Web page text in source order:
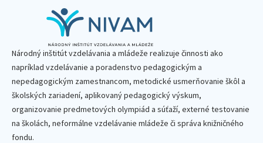
Národný inštitút vzdelávania a mládeže realizuje činnosti ako
napríklad vzdelávanie a poradenstvo pedagogickým a
nepedagogickým zamestnancom, metodické usmerňovanie škôl a
školských zariadení, aplikovaný pedagogický výskum,
organizovanie predmetových olympiád a súťaží, externé testovanie
na školách, neformálne vzdelávanie mládeže či správa knižničného
fondu.